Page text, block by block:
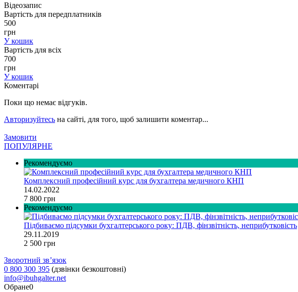
Відеозапис
Вартість для передплатників
500
грн
У кошик
Вартість для всіх
700
грн
У кошик
Коментарі
Поки що немає відгуків.
Авторизуйтесь на сайті, для того, щоб залишити коментар...
Замовити
ПОПУЛЯРНЕ
Рекомендуємо
Комплексний професійний курс для бухгалтера медичного КНП
14.02.2022
7 800 грн
Рекомендуємо
Підбиваємо підсумки бухгалтерського року: ПДВ, фінзвітність, неприбутковість
29.11.2019
2 500 грн
Зворотний зв’язок
0 800 300 395 (дзвінки безкоштовні)
info@ibuhgalter.net
Обране0